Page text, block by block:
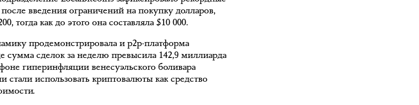
введения ограничений на покупку долларов,
тогда как до этого она составляла $10 000.
продемонстрировала и p2p-платформа
сумма сделок за неделю превысила 142,9 миллиарда
гиперинфляции венесуэльского боливара
стали использовать криптовалюты как средство